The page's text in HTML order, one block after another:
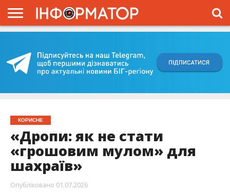
ПРОЄКТ
КОРИСНЕ
«Дропи: як не стати
«грошовим мулом» для
шахраїв»
Опубліковано 01.07.2026